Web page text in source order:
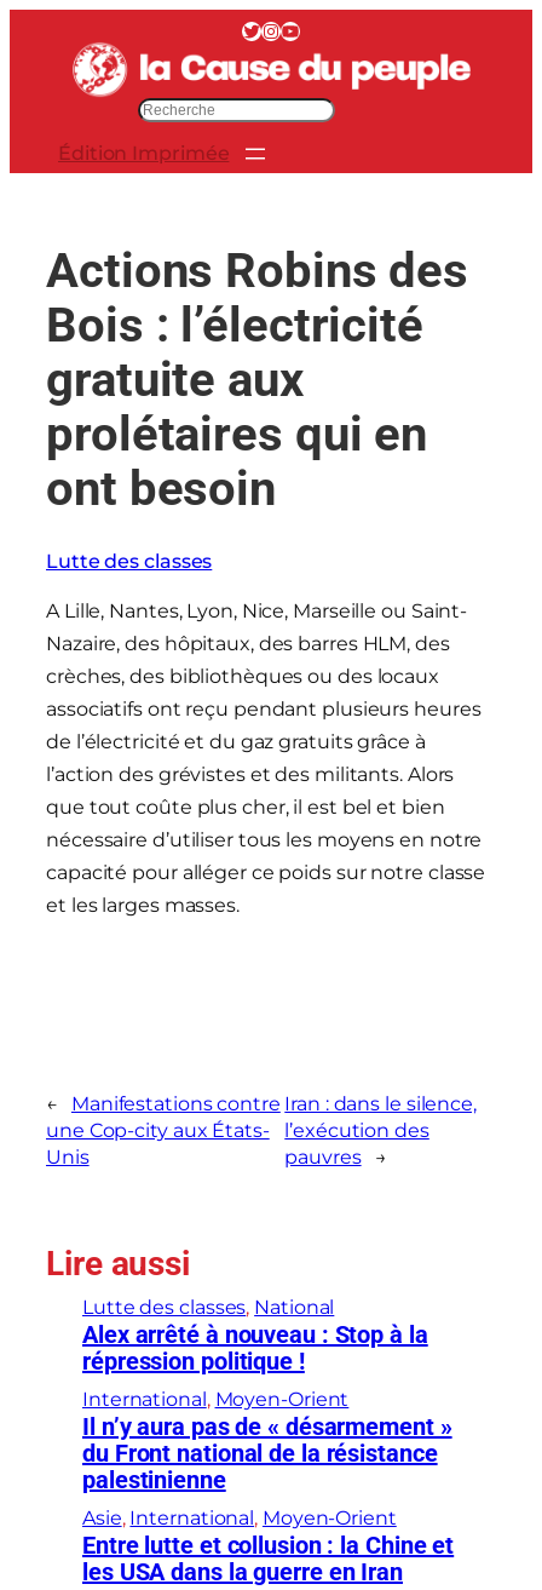
contenu
Twitter InstagramYouTube
c
e
r
Édition Imprimée
Actions Robins des
Bois : l’électricité
gratuite aux
prolétaires qui en
ont besoin
Lutte des classes
A Lille, Nantes, Lyon, Nice, Marseille ou Saint-
Nazaire, des hôpitaux, des barres HLM, des
crèches, des bibliothèques ou des locaux
associatifs ont reçu pendant plusieurs heures
de l’électricité et du gaz gratuits grâce à
l’action des grévistes et des militants. Alors
que tout coûte plus cher, il est bel et bien
nécessaire d’utiliser tous les moyens en notre
capacité pour alléger ce poids sur notre classe
et les larges masses.
←
Manifestations contre
une Cop-city aux États-
Unis
Iran : dans le silence,
l’exécution des
pauvres
→
Lire aussi
Lutte des classes, National
Alex arrêté à nouveau : Stop à la
répression politique !
International , Moyen-Orient
Il n’y aura pas de « désarmement »
du Front national de la résistance
palestinienne
Asie, International , Moyen-Orient
Entre lutte et collusion : la Chine et
les USA dans la guerre en Iran